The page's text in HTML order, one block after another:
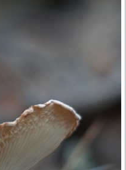
ПЛАН ПРОВЕДЕНИЯ
КОНТРОЛЬНЫХ
МЕРОПРИЯТИЙ
ИСЧЕРПЫВАЮЩИЙ
СВЕДЕНИЙ, КОТОРЫЕ МОГУТ
ЗАПРАШИВАТЬСЯ
(НАДЗОРНЫМ) ОРГАНОМ У
КОНТРОЛИРУЕМОГО ЛИЦА